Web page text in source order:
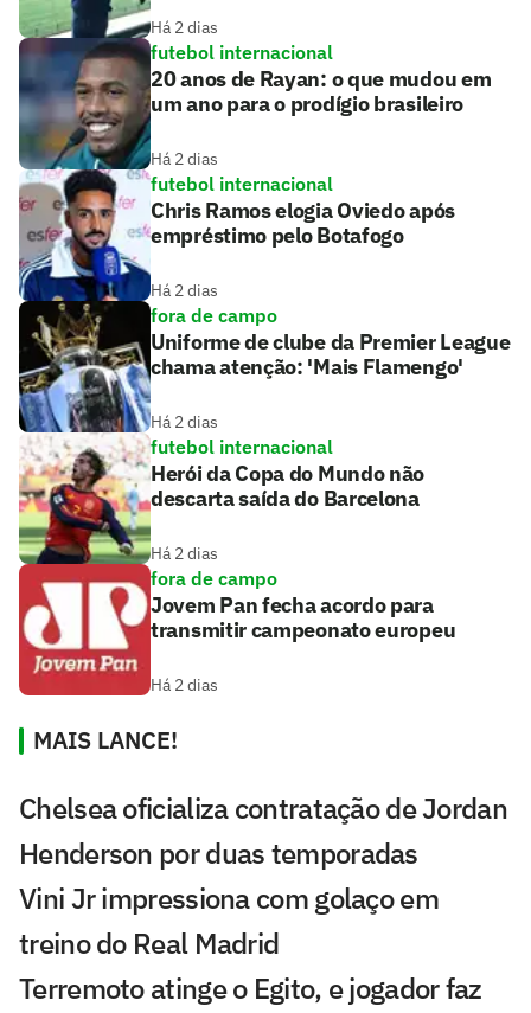
Há 2 dias
futebol internacional
20 anos de Rayan: o que mudou em
um ano para o prodígio brasileiro
Há 2 dias
futebol internacional
Chris Ramos elogia Oviedo após
empréstimo pelo Botafogo
Há 2 dias
fora de campo
Uniforme de clube da Premier League
chama atenção: 'Mais Flamengo'
Há 2 dias
futebol internacional
Herói da Copa do Mundo não
descarta saída do Barcelona
Há 2 dias
fora de campo
Jovem Pan fecha acordo para
transmitir campeonato europeu
Há 2 dias
MAIS LANCE!
Chelsea oficializa contratação de Jordan
Henderson por duas temporadas
Vini Jr impressiona com golaço em
treino do Real Madrid
Terremoto atinge o Egito, e jogador faz